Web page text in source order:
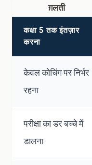
ग़लती
कक्षा 5 तक इंतज़ार
करना
केवल कोचिंग पर निर्भर
रहना
परीक्षा का डर बच्चे में
डालना